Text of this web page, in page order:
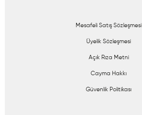
Mesafeli Satış Sözleşmesi
Üyelik Sözleşmesi
Açık Rıza Metni
Cayma Hakkı
Güvenlik Politikası